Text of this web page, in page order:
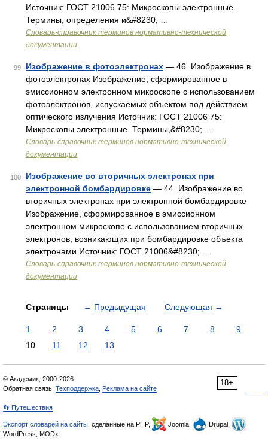
Источник: ГОСТ 21006 75: Микроскопы электронные.
Термины, определения и&#8230; …
Словарь-справочник терминов нормативно-технической
документации
99 Изображение в фотоэлектронах — 46. Изображение в
фотоэлектронах Изображение, сформированное в
эмиссионном электронном микроскопе с использованием
фотоэлектронов, испускаемых объектом под действием
оптического излучения Источник: ГОСТ 21006 75:
Микроскопы электронные. Термины,&#8230; …
Словарь-справочник терминов нормативно-технической
документации
100
Изображение во вторичных электронах при
электронной бомбардировке — 44. Изображение во
вторичных электронах при электронной бомбардировке
Изображение, сформированное в эмиссионном
электронном микроскопе с использованием вторичных
электронов, возникающих при бомбардировке объекта
электронами Источник: ГОСТ 21006&#8230; …
Словарь-справочник терминов нормативно-технической
документации
Страницы ← Предыдущая Следующая →
1 2 3 4 5 6 7 8
9
10
11 12 13
18+
© Академик, 2000-2026
Обратная связь: Техподдержка Реклама на сайте
👣 Путешествия
Экспорт словарей на сайты , сделанные на PHP, Joomla,
Drupal,
WordPress, MODx.